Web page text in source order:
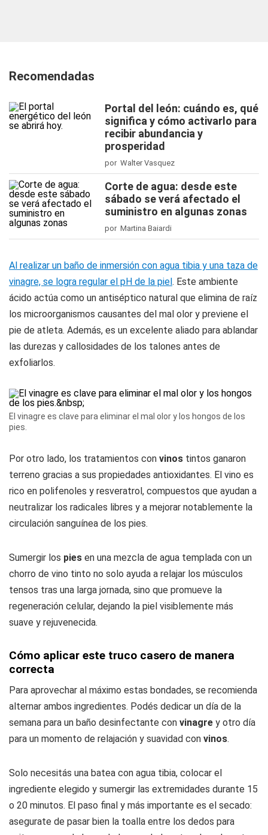
Recomendadas
Portal del león: cuándo es, qué
significa y cómo activarlo para
recibir abundancia y
prosperidad
por Walter Vasquez
Corte de agua: desde este
sábado se verá afectado el
suministro en algunas zonas
por Martina Baiardi
Al realizar un baño de inmersión con agua tibia y una taza de
vinagre, se logra regular el pH de la piel. Este ambiente
ácido actúa como un antiséptico natural que elimina de raíz
los microorganismos causantes del mal olor y previene el
pie de atleta. Además, es un excelente aliado para ablandar
las durezas y callosidades de los talones antes de
exfoliarlos.
El vinagre es clave para eliminar el mal olor y los hongos de los
pies.
Por otro lado, los tratamientos con vinos tintos ganaron
terreno gracias a sus propiedades antioxidantes. El vino es
rico en polifenoles y resveratrol, compuestos que ayudan a
neutralizar los radicales libres y a mejorar notablemente la
circulación sanguínea de los pies.
Sumergir los pies en una mezcla de agua templada con un
chorro de vino tinto no solo ayuda a relajar los músculos
tensos tras una larga jornada, sino que promueve la
regeneración celular, dejando la piel visiblemente más
suave y rejuvenecida.
Cómo aplicar este truco casero de manera
correcta
Para aprovechar al máximo estas bondades, se recomienda
alternar ambos ingredientes. Podés dedicar un día de la
semana para un baño desinfectante con vinagre y otro día
para un momento de relajación y suavidad con vinos.
Solo necesitás una batea con agua tibia, colocar el
ingrediente elegido y sumergir las extremidades durante 15
o 20 minutos. El paso final y más importante es el secado:
asegurate de pasar bien la toalla entre los dedos para